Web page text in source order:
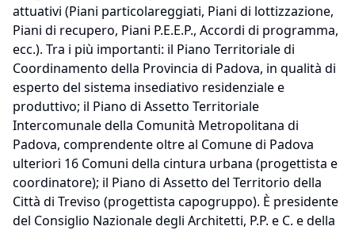
attuativi (Piani particolareggiati, Piani di lottizzazione,
Piani di recupero, Piani P.E.E.P., Accordi di programma,
ecc.). Tra i più importanti: il Piano Territoriale di
Coordinamento della Provincia di Padova, in qualità di
esperto del sistema insediativo residenziale e
produttivo; il Piano di Assetto Territoriale
Intercomunale della Comunità Metropolitana di
Padova, comprendente oltre al Comune di Padova
ulteriori 16 Comuni della cintura urbana (progettista e
coordinatore); il Piano di Assetto del Territorio della
Città di Treviso (progettista capogruppo). È presidente
del Consiglio Nazionale degli Architetti, P.P. e C. e della